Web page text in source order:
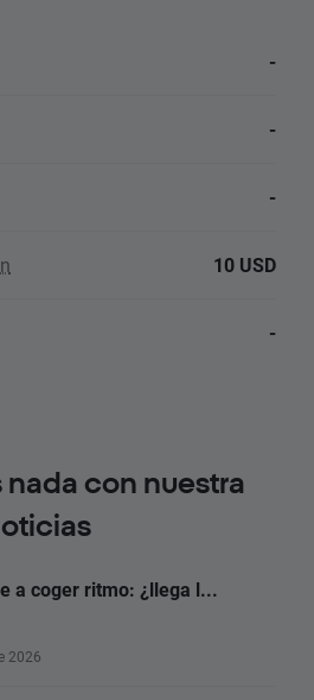
-
-
-
10 USD
-
nada con nuestra
a coger ritmo: ¿llega l...
2026